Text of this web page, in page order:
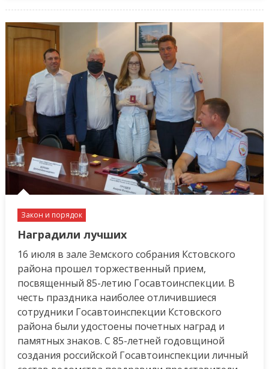
Закон и порядок
Наградили лучших
16 июля в зале Земского собрания Кстовского
района прошел торжественный прием,
посвященный 85-летию Госавтоинспекции. В
честь праздника наиболее отличившиеся
сотрудники Госавтоинспекции Кстовского
района были удостоены почетных наград и
памятных знаков. С 85-летней годовщиной
создания российской Госавтоинспекции личный